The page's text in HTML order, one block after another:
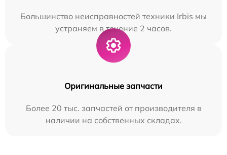
Большинство неисправностей техники Irbis мы
устраняем в течение 2 часов.
Оригинальные запчасти
Более 20 тыс. запчастей от производителя в
наличии на собственных складах.